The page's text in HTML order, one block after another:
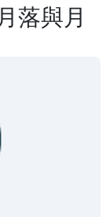
落與月